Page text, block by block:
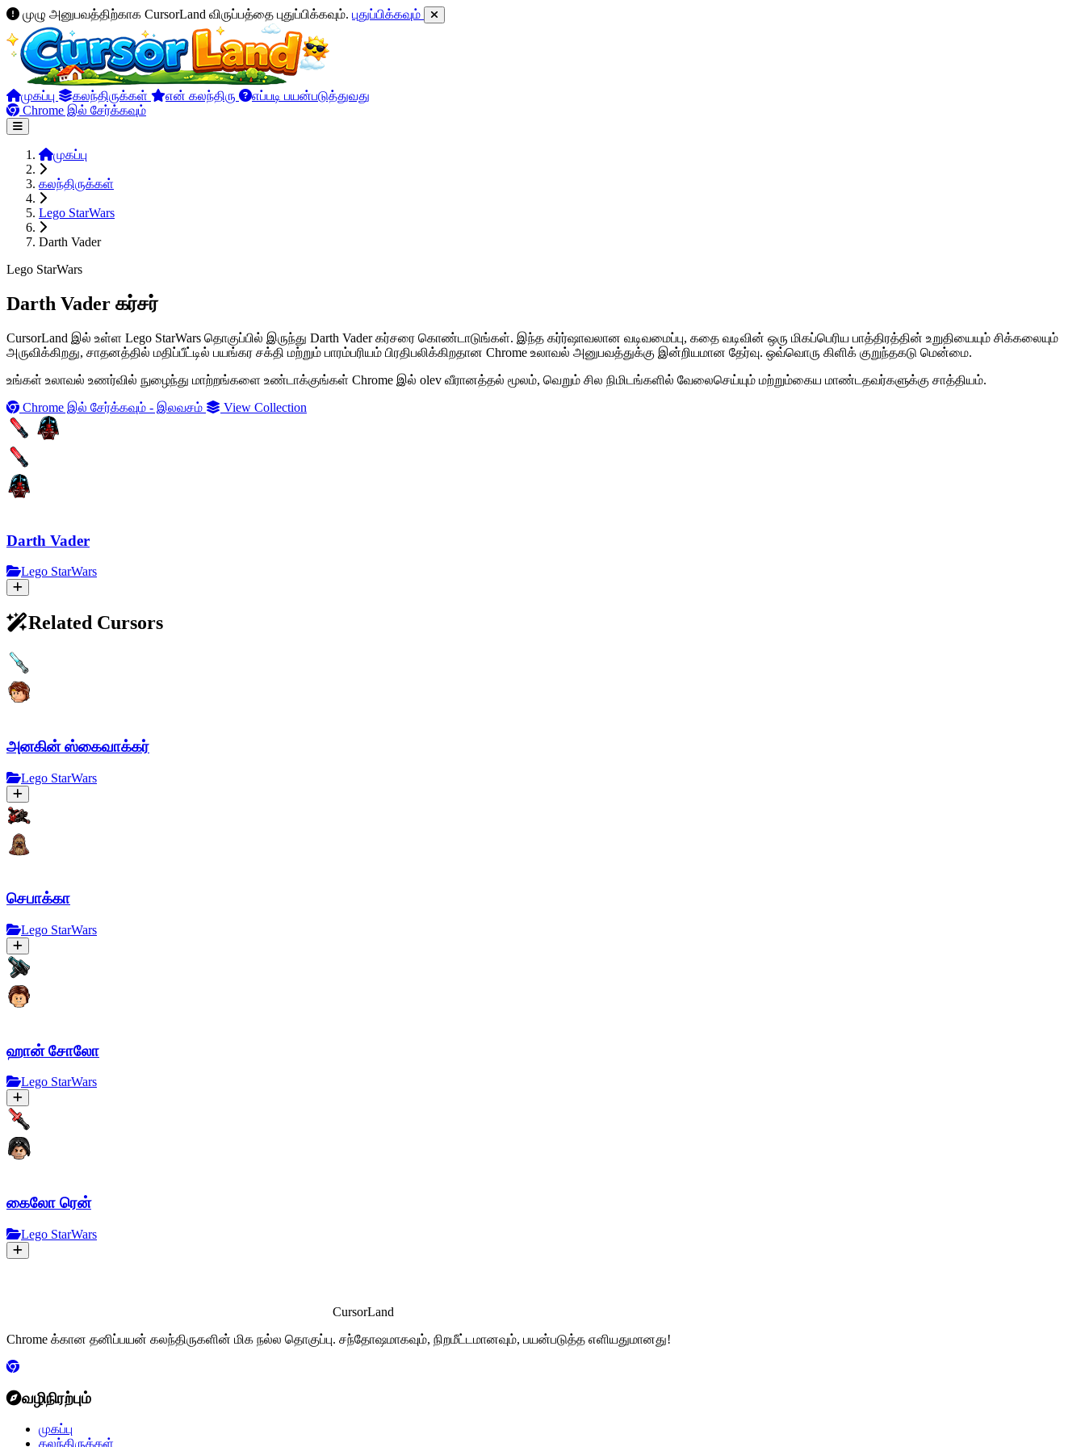
முழு அனுபவத்திற்காக CursorLand விருப்பத்தை புதுப்பிக்கவும். புதுப்பிக்கவும்
முகப்பு கலந்திருக்கள் என் கலந்திரு
எப்படி பயன்படுத்துவது
Chrome இல் சேர்க்கவும்
முகப்பு
கலந்திருக்கள்
Lego StarWars
Darth Vader
Lego StarWars
Darth Vader கர்சர்
CursorLand இல் உள்ள Lego StarWars தொகுப்பில் இருந்து Darth Vader கர்சரை கொண்டாடுங்கள். இந்த கர்ர்ஷாவலான வடிவமைப்பு, கதை வடிவின் ஒரு மிகப்பெரிய பாத்திரத்தின் உறுதியையும் சிக்கலையும்
அருவிக்கிறது, சாதனத்தில் மதிப்பீட்டில் பயங்கர சக்தி மற்றும் பாரம்பரியம் பிரதிபலிக்கிறதான Chrome உலாவல் அனுபவத்துக்கு இன்றியமான தேர்வு. ஒவ்வொரு கிளிக் குறுந்தகடு மென்மை.
உங்கள் உலாவல் உணர்வில் நுழைந்து மாற்றங்களை உண்டாக்குங்கள் Chrome இல் olev வீரானத்தல் மூலம், வெறும் சில நிமிடங்களில் வேலைசெய்யும் மற்றும்கைய மாண்டதவர்களுக்கு சாத்தியம்.
Chrome இல் சேர்க்கவும் - இலவசம்
View Collection
Darth Vader
Lego StarWars
Related Cursors
அனகின் ஸ்கைவாக்கர்
Lego StarWars
செபாக்கா
Lego StarWars
ஹான் சோலோ
Lego StarWars
கைலோ ரென்
Lego StarWars
CursorLand
Chrome க்கான தனிப்பயன் கலந்திருகளின் மிக நல்ல தொகுப்பு. சந்தோஷமாகவும், நிறமீட்டமானவும், பயன்படுத்த எளியதுமானது!
வழிநிரற்பும்
முகப்பு
கலந்திருக்கள்